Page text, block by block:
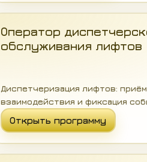
Оператор
обслуживания лифтов
Диспетчеризация лифтов:
взаимодействия и фиксация
Открыть программу